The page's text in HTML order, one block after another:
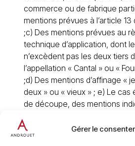
Gérer le
commerce ou de fabrique
mentions prévues à l’article
;c) Des mentions prévues au
technique d’application, dont
n’excèdent pas les deux tiers
l’appellation « Cantal » ou «
;d) Des mentions d’affinage «
deux » ou « vieux » ; e) Le
de découpe, des mentions
traitement mécanique qu’il a
Article 13